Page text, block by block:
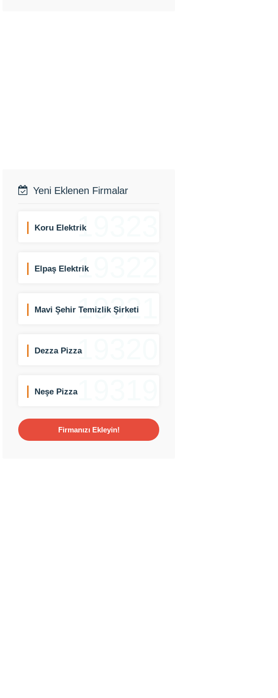
Yeni Eklenen Firmalar
19323
Koru Elektrik
19322
Elpaş Elektrik
19321
Mavi Şehir Temizlik Şirketi
19320
Dezza Pizza
19319
Neşe Pizza
Firmanızı Ekleyin!